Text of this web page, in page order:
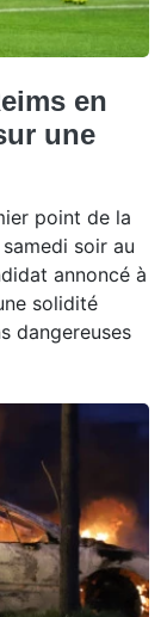
en
une
point de la
soir au
annoncé à
solidité
dangereuses